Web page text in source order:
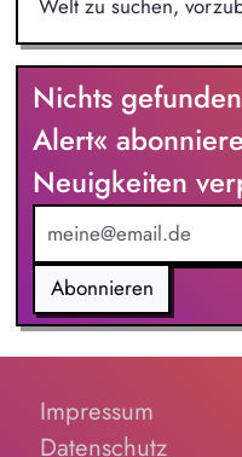
Welt zu suchen,
Nichts
Alert«
Neuigkeiten
Abonnieren
Impressum
Datenschutz